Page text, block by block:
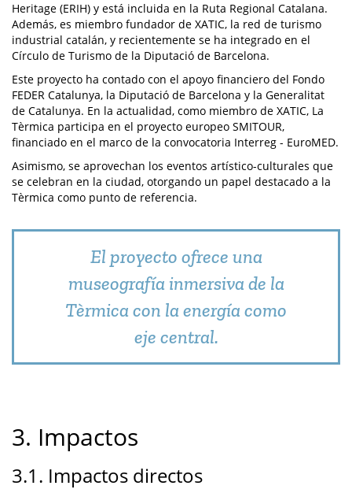
Heritage (ERIH) y está incluida en la Ruta Regional Catalana.
Además, es miembro fundador de XATIC, la red de turismo
industrial catalán, y recientemente se ha integrado en el
Círculo de Turismo de la Diputació de Barcelona.
Este proyecto ha contado con el apoyo financiero del Fondo
FEDER Catalunya, la Diputació de Barcelona y la Generalitat
de Catalunya. En la actualidad, como miembro de XATIC, La
Tèrmica participa en el proyecto europeo SMITOUR,
financiado en el marco de la convocatoria Interreg - EuroMED.
Asimismo, se aprovechan los eventos artístico-culturales que
se celebran en la ciudad, otorgando un papel destacado a la
Tèrmica como punto de referencia.
El proyecto ofrece una
museografía inmersiva de la
Tèrmica con la energía como
eje central.
3. Impactos
3.1. Impactos directos